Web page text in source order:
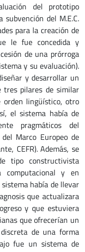
del prototipo
del M.E.C.
para la creación de
le fue concedida y
de una prórroga
y su evaluación).
y desarrollar un
tres pilares de similar
orden lingüístico, otro
el sistema había de
pragmáticos del
Marco Europeo de
CEFR). Además, se
tipo constructivista
computacional y en
había de llevar
que actualizara
y que estuviera
que ofrecerían un
de una forma
fue un sistema de